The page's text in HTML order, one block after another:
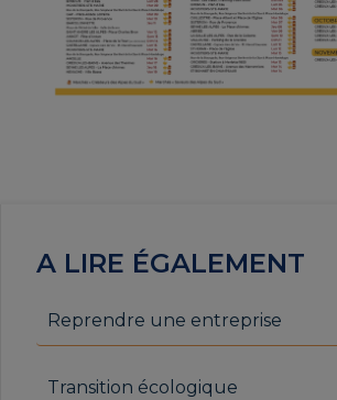
A LIRE ÉGALEMENT
Reprendre une entreprise
Transition écologique